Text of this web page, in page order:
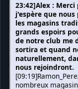
23:42]Alex :
j'espère que
les magasins
grands espoirs
de notre club me
sortira et quand
naturellement,
nous rejoindront.
nombreux